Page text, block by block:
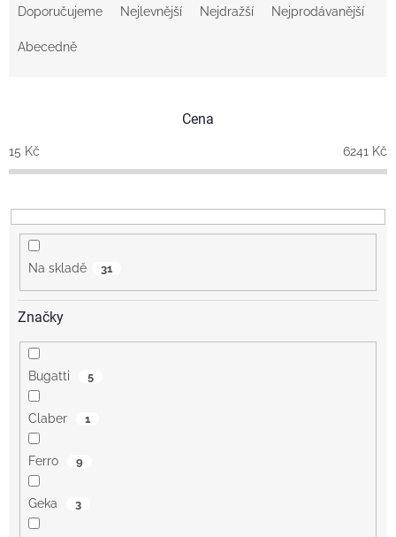
o
d
k
t
Doporučujeme Nejlevnější Nejdražší Nejprodávanější
Abecedně
Cena
15 Kč 6241 Kč
Na skladě 31
Značky
Bugatti 5
Claber 1
Ferro 9
Geka 3